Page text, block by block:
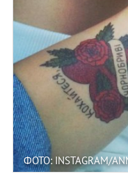
ФОТО: INSTAGRAM/